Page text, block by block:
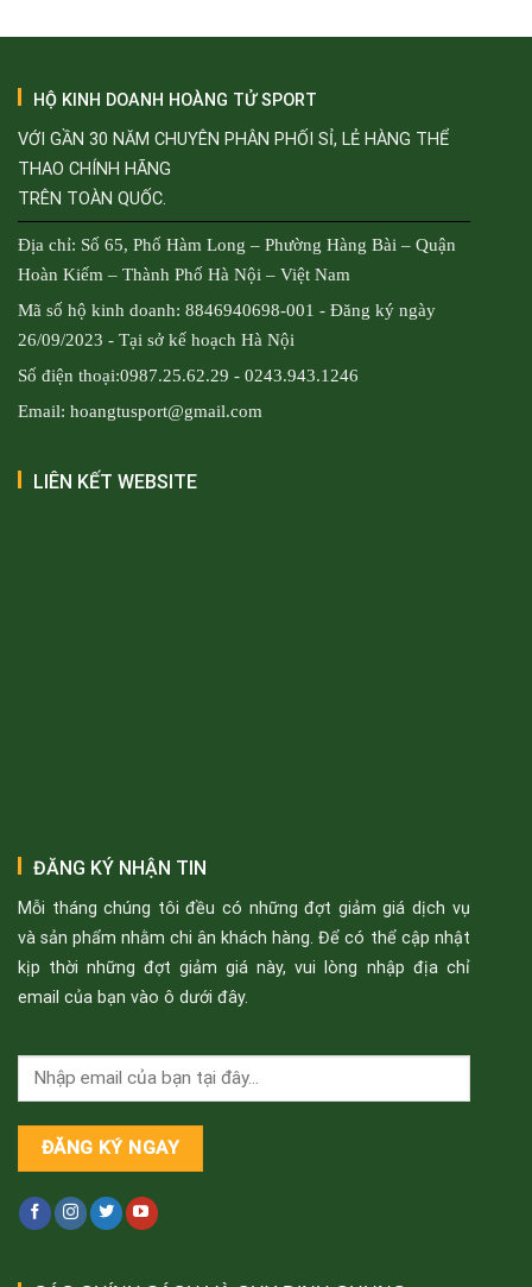
HỘ KINH DOANH HOÀNG TỬ SPORT
VỚI GẦN 30 NĂM CHUYÊN PHÂN PHỐI SỈ, LẺ HÀNG THỂ
THAO CHÍNH HÃNG
TRÊN TOÀN QUỐC.
Địa chỉ: Số 65, Phố Hàm Long – Phường Hàng Bài – Quận
Hoàn Kiếm – Thành Phố Hà Nội – Việt Nam
Mã số hộ kinh doanh: 8846940698-001 - Đăng ký ngày
26/09/2023 - Tại sở kế hoạch Hà Nội
Số điện thoại:0987.25.62.29 - 0243.943.1246
Email: hoangtusport@gmail.com
LIÊN KẾT WEBSITE
ĐĂNG KÝ NHẬN TIN
Mỗi tháng chúng tôi đều có những đợt giảm giá dịch vụ
và sản phẩm nhằm chi ân khách hàng. Để có thể cập nhật
kịp thời những đợt giảm giá này, vui lòng nhập địa chỉ
email của bạn vào ô dưới đây.